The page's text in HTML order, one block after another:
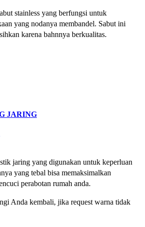
stainless yang berfungsi untuk
yang nodanya membandel. Sabut ini
karena bahnnya berkualitas.
JARING
jaring yang digunakan untuk keperluan
yang tebal bisa memaksimalkan
perabotan rumah anda.
Anda kembali, jika request warna tidak